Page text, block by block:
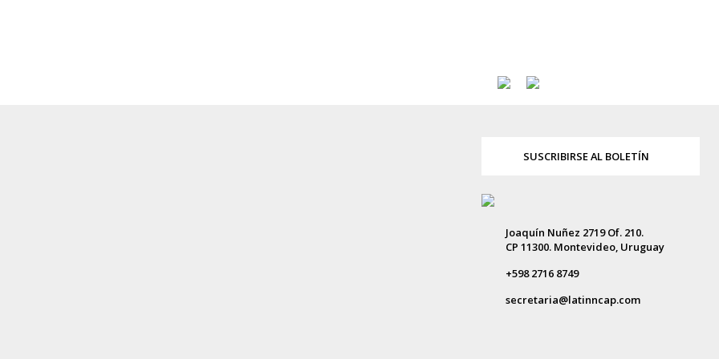
SUSCRIBIRSE AL BOLETÍN
Joaquín Nuñez 2719 Of. 210.
CP 11300. Montevideo, Uruguay
+598 2716 8749
secretaria@latinncap.com